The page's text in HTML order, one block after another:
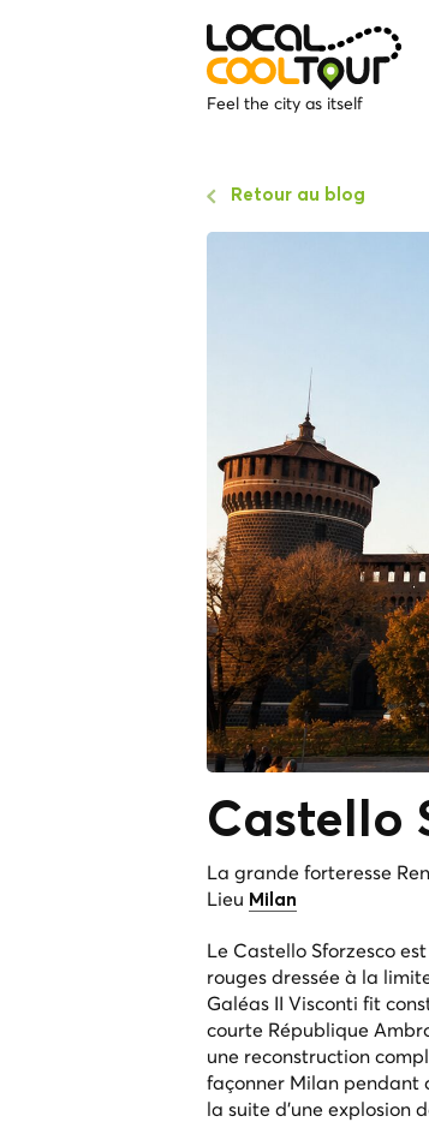
Feel the city as itself
Retour au blog
Castello
La grande forteresse
Lieu Milan
Le Castello Sforzesco
rouges dressée à la
Galéas II Visconti fit
courte République
une reconstruction
façonner Milan pendant
la suite d'une explosion